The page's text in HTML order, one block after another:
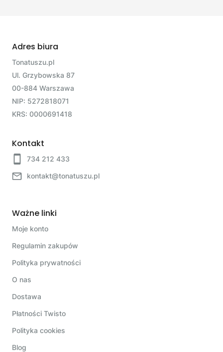
Adres biura
Tonatuszu.pl
Ul. Grzybowska 87
00-884 Warszawa
NIP: 5272818071
KRS: 0000691418
Kontakt
734 212 433
kontakt@tonatuszu.pl
Ważne linki
Moje konto
Regulamin zakupów
Polityka prywatności
O nas
Dostawa
Płatności Twisto
Polityka cookies
Blog